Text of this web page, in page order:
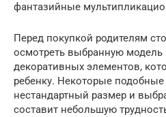
фантазийные
Перед покупкой родителям
осмотреть выбранную
декоративных элементов,
ребенку. Некоторые
нестандартный размер и
составит небольшую